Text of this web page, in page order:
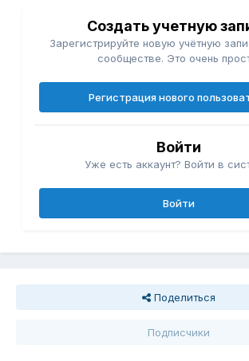
Создать учетную
Зарегистрируйте новую учётную
сообществе. Это очень
Регистрация нового
Войти
Уже есть аккаунт? Войти в
Войти
Поделиться
Подписчики